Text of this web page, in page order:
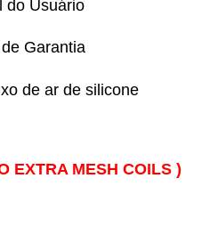
do Usuário
Garantia
de ar de silicone
EXTRA MESH COILS )